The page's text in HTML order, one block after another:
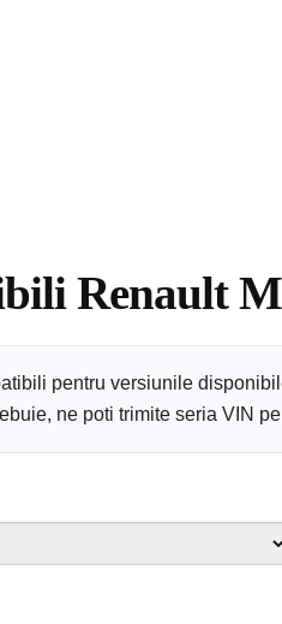
Renault
pentru versiunile
ne poti trimite seria VIN